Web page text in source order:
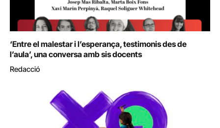
‘Entre el malestar i l’esperança, testimonis des de
l’aula’, una conversa amb sis docents
Redacció